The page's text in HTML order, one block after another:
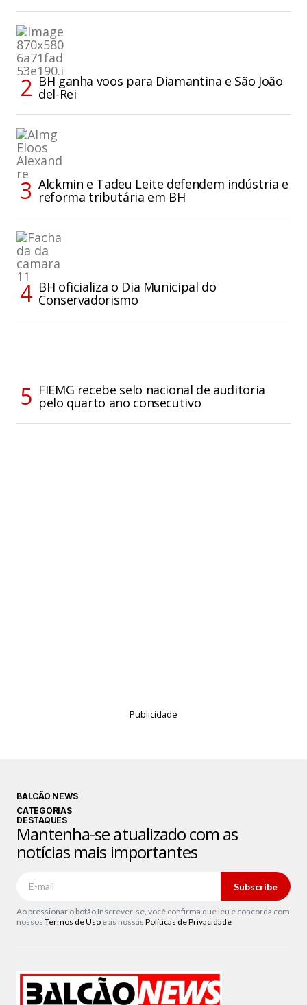
BH ganha voos para Diamantina e São João
del-Rei
Alckmin e Tadeu Leite defendem indústria e
reforma tributária em BH
BH oficializa o Dia Municipal do
Conservadorismo
FIEMG recebe selo nacional de auditoria
pelo quarto ano consecutivo
Publicidade
BALCÃO NEWS
CATEGORIAS
DESTAQUES
Mantenha-se atualizado com as
notícias mais importantes
Subscribe
Ao pressionar o botão Inscrever-se, você confirma que leu e concorda com
nossos Termos de Uso e as nossas Políticas de Privacidade